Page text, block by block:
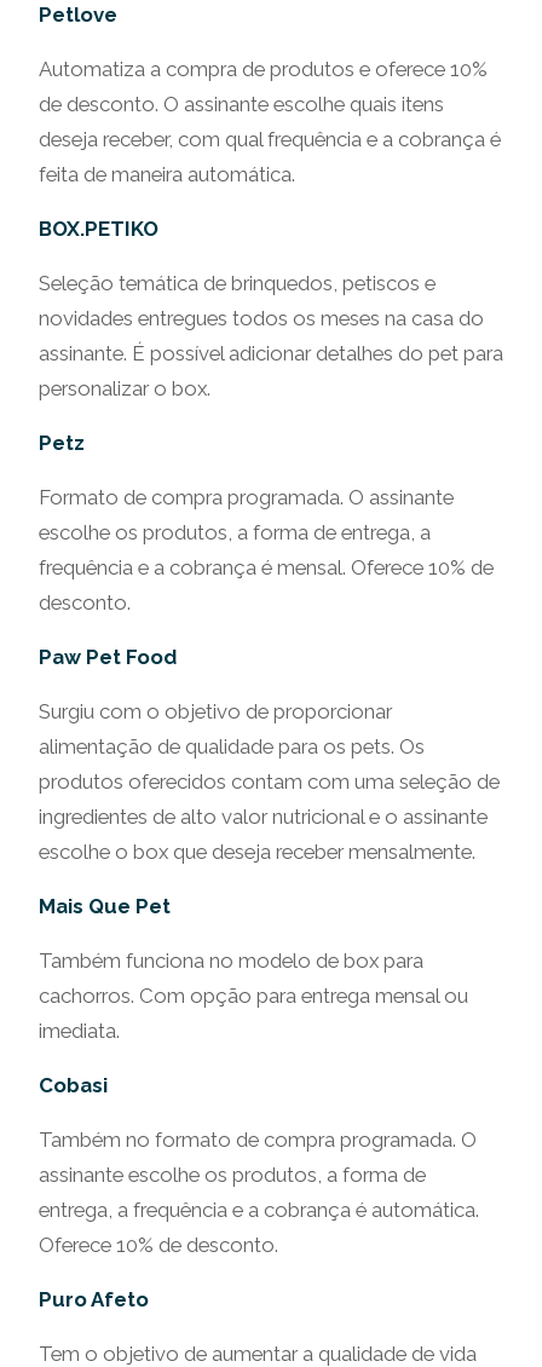
Petlove
Automatiza a compra de produtos e oferece 10%
de desconto. O assinante escolhe quais itens
deseja receber, com qual frequência e a cobrança é
feita de maneira automática.
BOX.PETIKO
Seleção temática de brinquedos, petiscos e
novidades entregues todos os meses na casa do
assinante. É possível adicionar detalhes do pet para
personalizar o box.
Petz
Formato de compra programada. O assinante
escolhe os produtos, a forma de entrega, a
frequência e a cobrança é mensal. Oferece 10% de
desconto.
Paw Pet Food
Surgiu com o objetivo de proporcionar
alimentação de qualidade para os pets. Os
produtos oferecidos contam com uma seleção de
ingredientes de alto valor nutricional e o assinante
escolhe o box que deseja receber mensalmente.
Mais Que Pet
Também funciona no modelo de box para
cachorros. Com opção para entrega mensal ou
imediata.
Cobasi
Também no formato de compra programada. O
assinante escolhe os produtos, a forma de
entrega, a frequência e a cobrança é automática.
Oferece 10% de desconto.
Puro Afeto
Tem o objetivo de aumentar a qualidade de vida